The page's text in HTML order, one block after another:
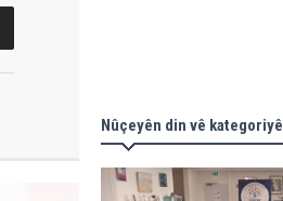
Nûçeyên din vê kategoriyê